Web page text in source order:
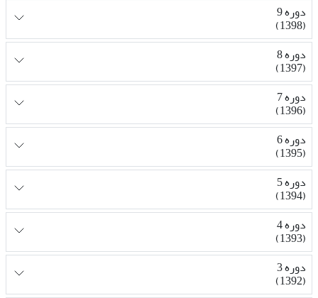
دوره 9
(1398)
دوره 8
(1397)
دوره 7
(1396)
دوره 6
(1395)
دوره 5
(1394)
دوره 4
(1393)
دوره 3
(1392)